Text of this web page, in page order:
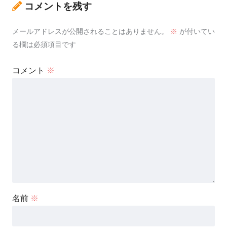
コメントを残す
メールアドレスが公開されることはありません。 ※ が付いてい
る欄は必須項目です
コメント ※
名前 ※